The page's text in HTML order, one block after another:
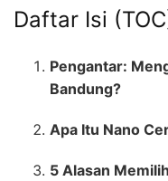
Daftar Isi
Pengantar:
Bandung?
Apa Itu Nano
5 Alasan